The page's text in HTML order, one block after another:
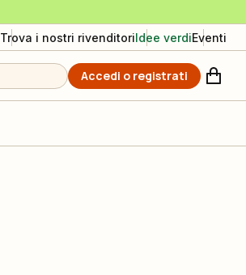
Trova i nostri rivenditoriIdee verdiEventi
Accedi o registrati